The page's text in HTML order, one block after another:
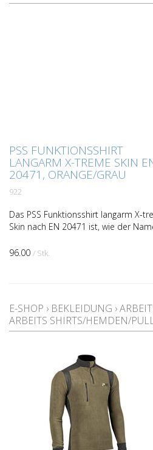
PSS FUNKTIONSSHIRT
LANGARM X-TREME SKIN
20471, ORANGE/GRAU
922
Das PSS Funktionsshirt langarm X-
Skin nach EN 20471 ist, wie der
Funktionsshirt, das sich „wie eine
96.00 / Stk.
E-SHOP › BEKLEIDUNG ›
ARBEITS SHIRTS/HEMDEN/